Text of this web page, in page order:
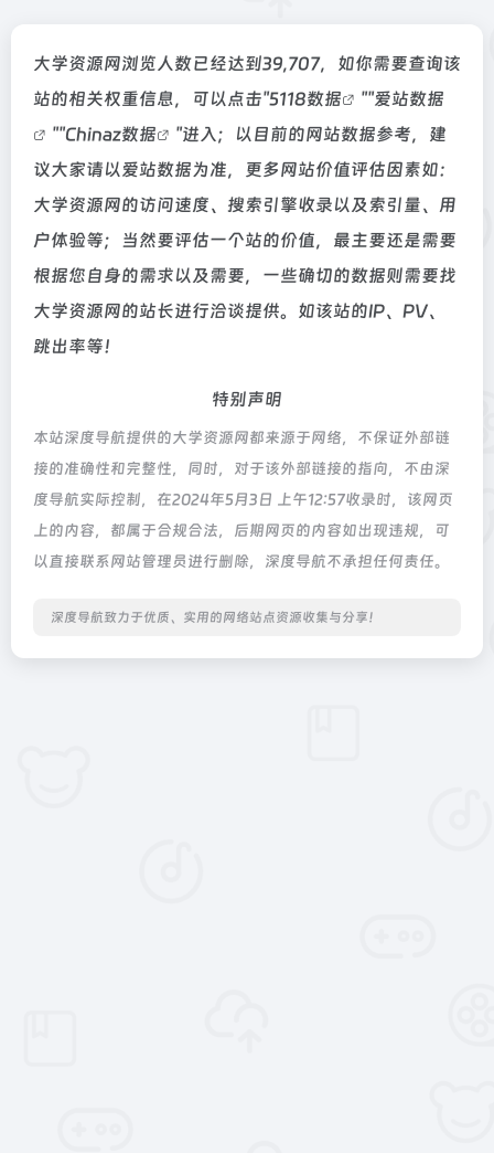
大学资源网浏览人数已经达到39,707，如你需要查询该
站的相关权重信息，可以点击"5118数据 ""爱站数据
""Chinaz数据
"进入；以目前的网站数据参考，建
议大家请以爱站数据为准，更多网站价值评估因素如：
大学资源网的访问速度、搜索引擎收录以及索引量、用
户体验等；当然要评估一个站的价值，最主要还是需要
根据您自身的需求以及需要，一些确切的数据则需要找
大学资源网的站长进行洽谈提供。如该站的IP、PV、
跳出率等！
特别声明
本站深度导航提供的大学资源网都来源于网络，不保证外部链
接的准确性和完整性，同时，对于该外部链接的指向，不由深
度导航实际控制，在2024年5月3日 上午12:57收录时，该网页
上的内容，都属于合规合法，后期网页的内容如出现违规，可
以直接联系网站管理员进行删除，深度导航不承担任何责任。
深度导航致力于优质、实用的网络站点资源收集与分享！